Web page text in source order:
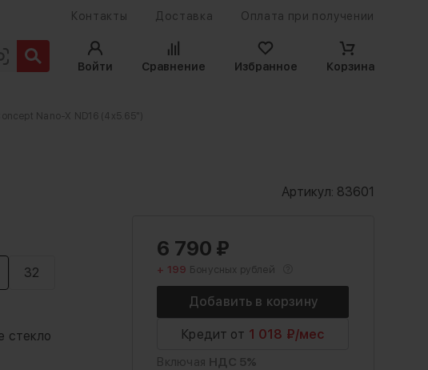
Контакты Доставка Оплата при получении
Войти
Сравнение Избранное Корзина
Nano-X ND16 (4x5.65")
Артикул: 83601
32
стекло
6 790 ₽
+ 199 Бонусных рублей
Кредит от 1 018 ₽/мес
Включая НДС 5%